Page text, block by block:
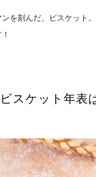
を刻んだ、ビスケット
ビスケット年表